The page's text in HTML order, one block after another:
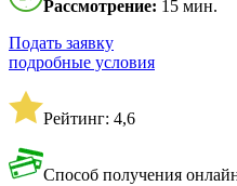
Рассмотрение: 15 мин.
Подать заявку
подробные условия
Рейтинг: 4,6
Способ получения